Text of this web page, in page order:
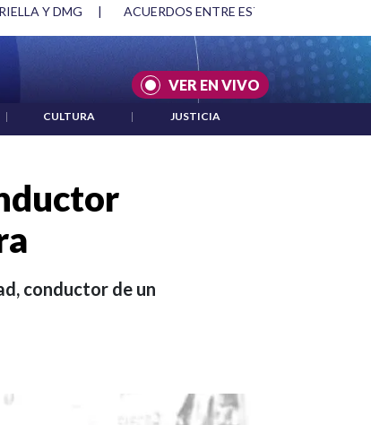
Y DMG | ACUERDOS ENTRE ESTADOS UNIDOS E
VER EN VIVO
| CULTURA | JUSTICIA
conductor de un